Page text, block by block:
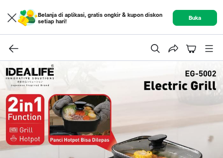
Belanja di aplikasi, gratis ongkir & kupon diskon
setiap hari!
Buka